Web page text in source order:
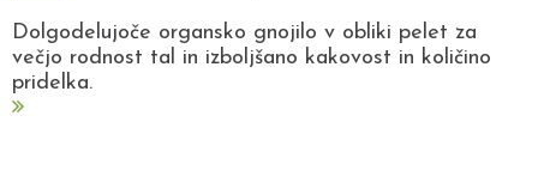
Dolgodelujoče organsko gnojilo v obliki pelet za
večjo rodnost tal in izboljšano kakovost in količino
pridelka.